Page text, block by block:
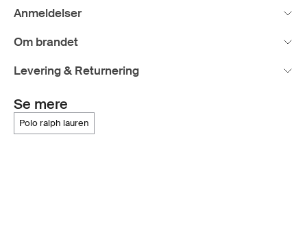
Anmeldelser
Om brandet
Levering & Returnering
Se mere
polo ralph lauren